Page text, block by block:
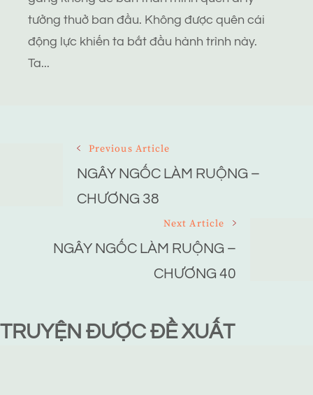
tưởng thuở ban đầu. Không được quên cái
động lực khiến ta bắt đầu hành trình này.
Ta...
Navigation
Previous Article
NGÂY NGỐC LÀM RUỘNG –
CHƯƠNG 38
Next Article
NGÂY NGỐC LÀM RUỘNG –
CHƯƠNG 40
TRUYỆN ĐƯỢC ĐỀ XUẤT